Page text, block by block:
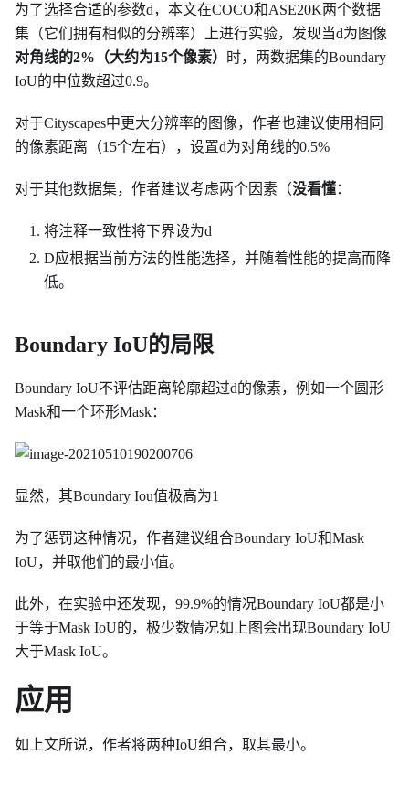
为了选择合适的参数d，本文在COCO和ASE20K两个数据
集（它们拥有相似的分辨率）上进行实验，发现当d为图像
对角线的2%（大约为15个像素）
时，两数据集的Boundary
IoU的中位数超过0.9。
对于Cityscapes中更大分辨率的图像，作者也建议使用相同
的像素距离（15个左右），设置d为对角线的0.5%
对于其他数据集，作者建议考虑两个因素（没看懂：
将注释一致性将下界设为d
D应根据当前方法的性能选择，并随着性能的提高而降
低。
Boundary IoU的局限
Boundary IoU不评估距离轮廓超过d的像素，例如一个圆形
Mask和一个环形Mask：
显然，其Boundary Iou值极高为1
为了惩罚这种情况，作者建议组合Boundary IoU和Mask
IoU，并取他们的最小值。
此外，在实验中还发现，99.9%的情况Boundary IoU都是小
于等于Mask IoU的，极少数情况如上图会出现Boundary IoU
大于Mask IoU。
应用
如上文所说，作者将两种IoU组合，取其最小。